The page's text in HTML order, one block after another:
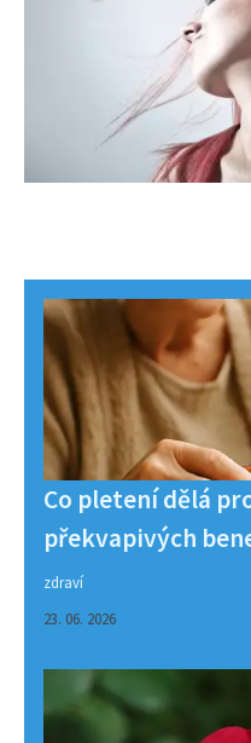
Co pletení dělá
překvapivých
zdraví
23. 06. 2026